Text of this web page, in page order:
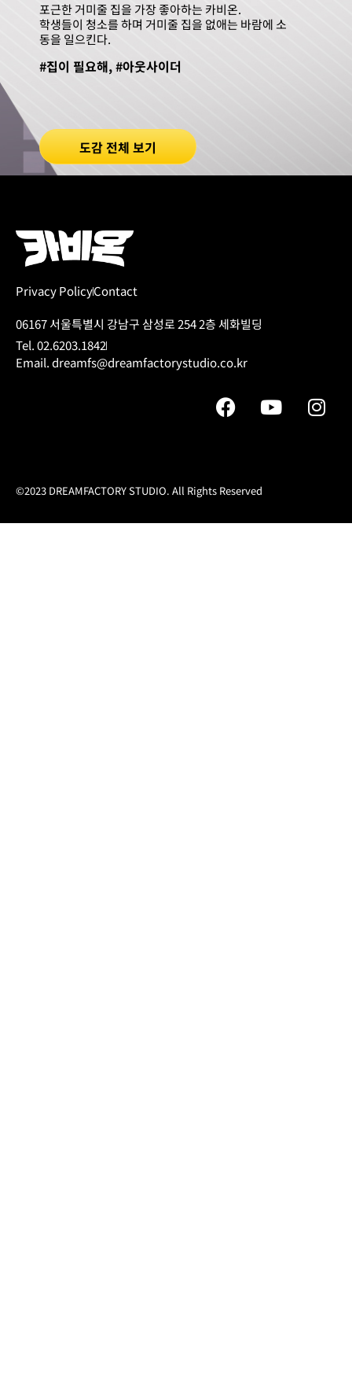
포근한 거미줄 집을 가장 좋아하는 카비온.
학생들이 청소를 하며 거미줄 집을 없애는 바람에 소
동을 일으킨다.
#집이 필요해, #아웃사이더
도감 전체 보기
Privacy PolicyContact
06167 서울특별시 강남구 삼성로 254 2층 세화빌딩
Tel. 02.6203.1842
Email. dreamfs@dreamfactorystudio.co.kr
©2023 DREAMFACTORY STUDIO. All Rights Reserved